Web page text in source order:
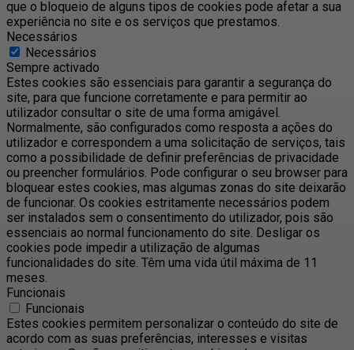
que o bloqueio de alguns tipos de cookies pode afetar a sua
experiência no site e os serviços que prestamos.
Necessários
Necessários
Sempre activado
Estes cookies são essenciais para garantir a segurança do
site, para que funcione corretamente e para permitir ao
utilizador consultar o site de uma forma amigável.
Normalmente, são configurados como resposta a ações do
utilizador e correspondem a uma solicitação de serviços, tais
como a possibilidade de definir preferências de privacidade
ou preencher formulários. Pode configurar o seu browser para
bloquear estes cookies, mas algumas zonas do site deixarão
de funcionar. Os cookies estritamente necessários podem
ser instalados sem o consentimento do utilizador, pois são
essenciais ao normal funcionamento do site. Desligar os
cookies pode impedir a utilização de algumas
funcionalidades do site. Têm uma vida útil máxima de 11
meses.
Funcionais
Funcionais
Estes cookies permitem personalizar o conteúdo do site de
acordo com as suas preferências, interesses e visitas